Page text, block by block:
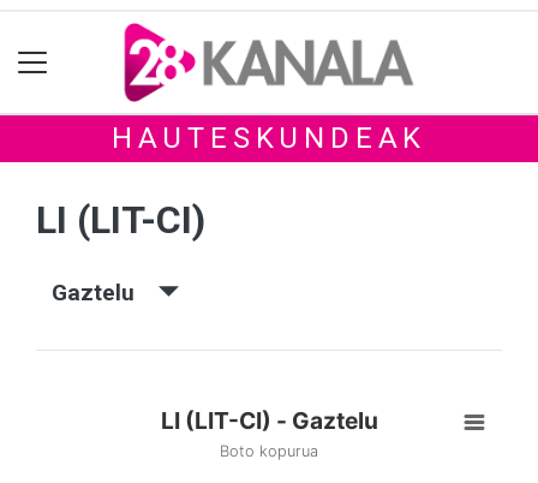
HAUTESKUNDEAK
LI (LIT-CI)
Gaztelu
LI (LIT-CI) - Gaztelu
Boto kopurua